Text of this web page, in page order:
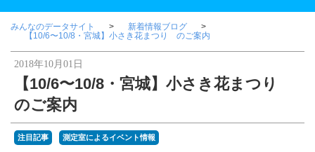
みんなのデータサイト
新着情報ブログ
【10/6〜10/8・宮城】小さき花まつり のご案内
2018年10月01日
【10/6〜10/8・宮城】小さき花まつり
のご案内
注目記事 測定室によるイベント情報